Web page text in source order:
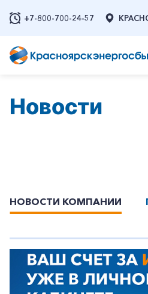
+7-800-700-24-57
Новости
НОВОСТИ КОМПАНИИ